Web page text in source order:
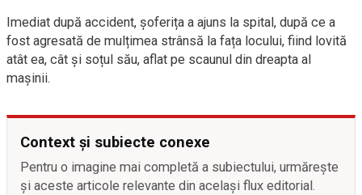
Imediat după accident, șoferița a ajuns la spital, după ce a
fost agresată de mulțimea strânsă la fața locului, fiind lovită
atât ea, cât și soțul său, aflat pe scaunul din dreapta al
mașinii.
Context și subiecte conexe
Pentru o imagine mai completă a subiectului, urmărește
și aceste articole relevante din același flux editorial.